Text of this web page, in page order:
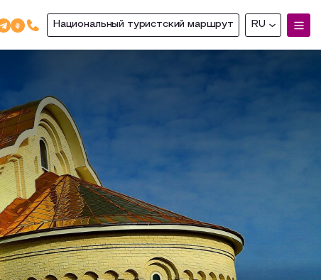
Национальный туристский маршрут RU